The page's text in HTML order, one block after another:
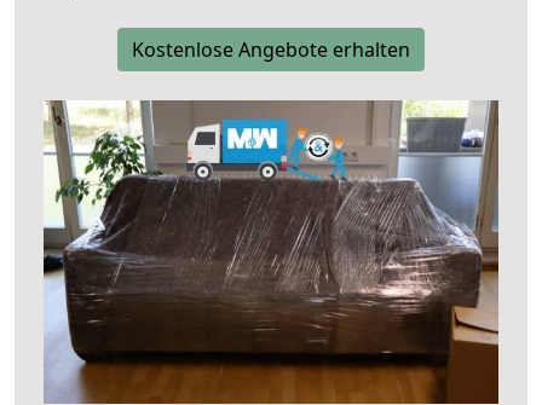
Kostenlose Angebote erhalten